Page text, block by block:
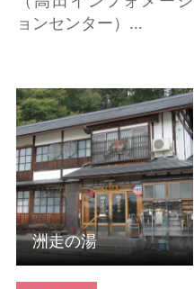
ョンセンター）…
洲走の湯 の詳細はこち
ら
洲走の湯